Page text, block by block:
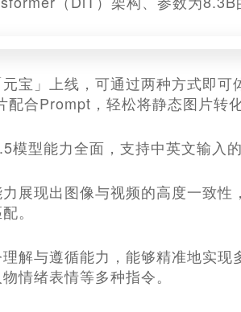
宝」上线，可通过两种方式即
配合Prompt，轻松将静态图片转
型能力全面，支持中英文输入的
展现出图像与视频的高度一致
。
解与遵循能力，能够精准地实
情绪表情等多种指令。